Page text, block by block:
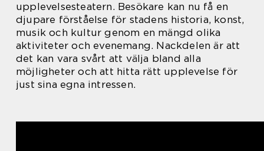
upplevelsesteatern. Besökare kan nu få en
djupare förståelse för stadens historia, konst,
musik och kultur genom en mängd olika
aktiviteter och evenemang. Nackdelen är att
det kan vara svårt att välja bland alla
möjligheter och att hitta rätt upplevelse för
just sina egna intressen.